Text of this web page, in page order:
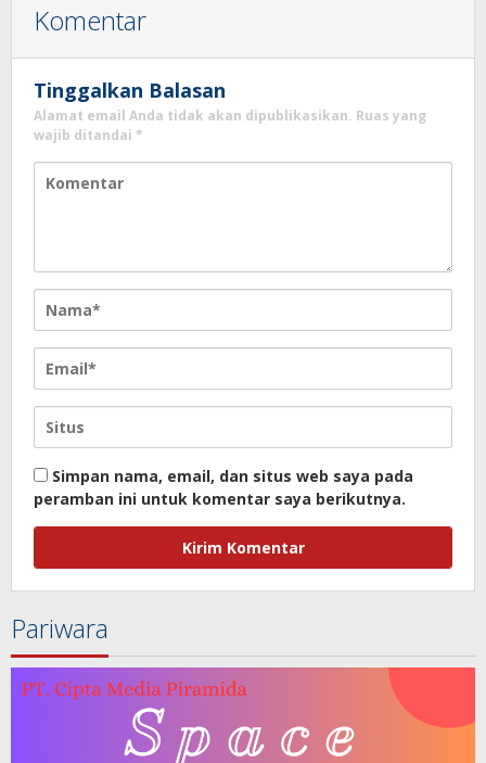
Komentar
Tinggalkan Balasan
Alamat email Anda tidak akan dipublikasikan. Ruas yang
wajib ditandai *
Simpan nama, email, dan situs web saya pada
peramban ini untuk komentar saya berikutnya.
Pariwara